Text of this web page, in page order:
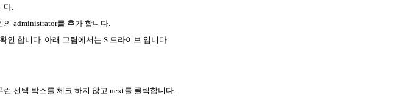
다.
administrator를 추가 합니다.
인 합니다. 아래 그림에서는 S 드라이브 입니다.
런 선택 박스를 체크 하지 않고 next를 클릭합니다.